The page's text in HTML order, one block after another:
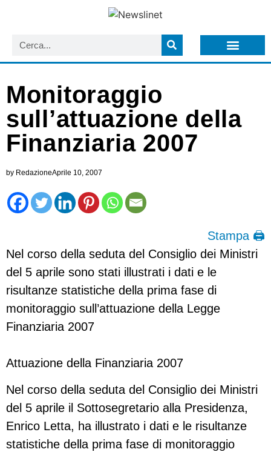
Monitoraggio
sull’attuazione della
Finanziaria 2007
by RedazioneAprile 10, 2007
Stampa 🖨
Nel corso della seduta del Consiglio dei Ministri
del 5 aprile sono stati illustrati i dati e le
risultanze statistiche della prima fase di
monitoraggio sull’attuazione della Legge
Finanziaria 2007
Attuazione della Finanziaria 2007
Nel corso della seduta del Consiglio dei Ministri
del 5 aprile il Sottosegretario alla Presidenza,
Enrico Letta, ha illustrato i dati e le risultanze
statistiche della prima fase di monitoraggio